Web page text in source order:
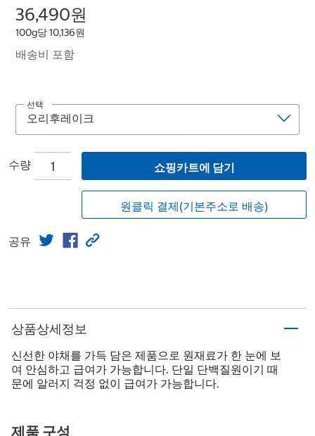
36,490원
100g당 10,136원
배송비 포함
선택
수량 쇼핑카트에 담기
원클릭 결제(기본주소로 배송)
공유
상품상세정보
신선한 야채를 가득 담은 제품으로 원재료가 한 눈에 보
여 안심하고 급여가 가능합니다. 단일 단백질원이기 때
문에 알러지 걱정 없이 급여가 가능합니다.
제품 구성